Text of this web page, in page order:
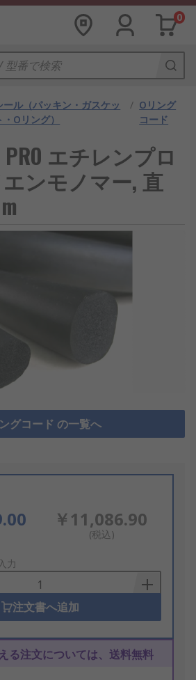
0
ール（パッキン・ガスケッ
・Oリング）
/ Oリング
コード
エチレンプロ
ンモノマー, 直
グコード の一覧へ
￥11,086.90
(税込)
力
注文書へ追加
る注文については、送料無料